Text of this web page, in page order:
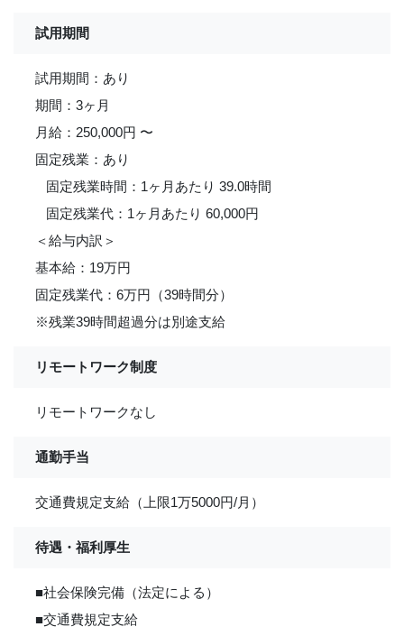
試用期間
試用期間：あり
期間：3ヶ月
月給：250,000円 〜
固定残業：あり
固定残業時間：1ヶ月あたり 39.0時間
固定残業代：1ヶ月あたり 60,000円
＜給与内訳＞
基本給：19万円
固定残業代：6万円（39時間分）
※残業39時間超過分は別途支給
リモートワーク制度
リモートワークなし
通勤手当
交通費規定支給（上限1万5000円/月）
待遇・福利厚生
■社会保険完備（法定による）
■交通費規定支給